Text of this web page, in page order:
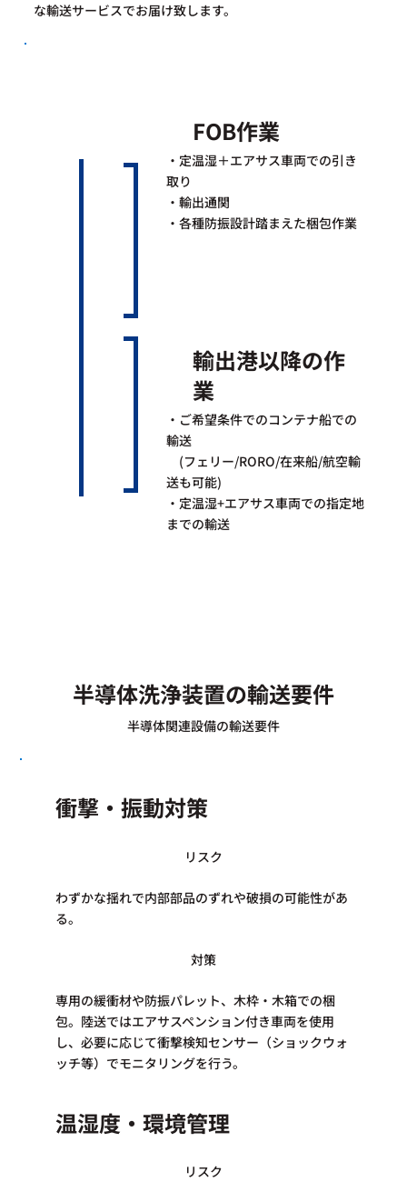
な輸送サービスでお届け致します。​
FOB作業
・定温湿＋エアサス車両での引き
取り​
・輸出通関​
・各種防振設計踏まえた梱包作業
輸出港以降の作
業
・ご希望条件でのコンテナ船での
輸送​
(フェリー/RORO/在来船/航空輸
送も可能)​
・定温湿+エアサス車両での指定地
までの輸送​
半導体洗浄装置の輸送要件
半導体関連設備の輸送要件
衝撃・振動対策​
リスク
わずかな揺れで内部部品のずれや破損の可能性があ
る。
対策
専用の緩衝材や防振パレット、木枠・木箱での梱
包。陸送ではエアサスペンション付き車両を使用
し、必要に応じて衝撃検知センサー（ショックウォ
ッチ等）でモニタリングを行う。​​
温湿度・環境管理
リスク